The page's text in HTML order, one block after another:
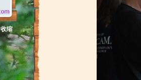
收缩